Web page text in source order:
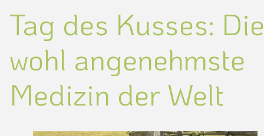
Tag des Kusses: Die
wohl angenehmste
Medizin der Welt